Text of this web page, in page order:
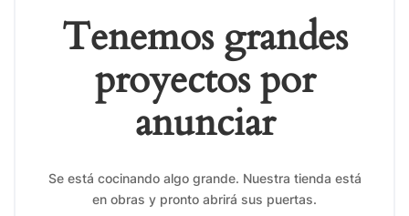
Tenemos grandes
proyectos por
anunciar
Se está cocinando algo grande. Nuestra tienda está
en obras y pronto abrirá sus puertas.